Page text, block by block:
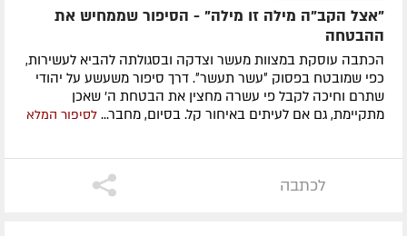
"אצל הקב"ה מילה זו מילה" - הסיפור שממחיש את
ההבטחה
הכתבה עוסקת במצוות מעשר וצדקה ובסגולתה להביא לעשירות,
כפי שמובטח בפסוק ״עשר תעשר״. דרך סיפור משעשע על יהודי
שתרם וחיכה לקבל פי עשרה מחצין את הבטחת ה' שאכן
מתקיימת, גם אם לעיתים באיחור קל. בסיום, מחבר... לסיפור המלא
לכתבה